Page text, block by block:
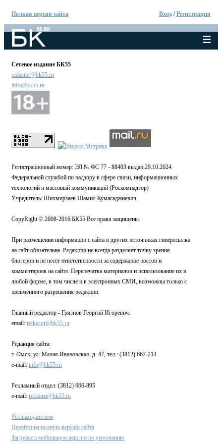
Полная версия сайта Вход /Регистрация
Сетевое издание БК55
redactor@bk55.ru
info@bk55.ru
Регистрационный номер: ЭЛ № ФС 77 - 88403 выдан 29.10.2024
Федеральной службой по надзору в сфере связи, информационных
технологий и массовый коммуникаций (Роскомнадзор)
Учредитель: Шихмирзаев Шамил Кумагаджиевич
CopyRight © 2008-2016 БК55 Все права защищены.
При размещении информации с сайта в других источниках гиперссылка
на сайт обязательна. Редакция не всегда разделяет точку зрения
блогеров и не несёт ответственности за содержание постов и
комментариев на сайте. Перепечатка материалов и использование их в
любой форме, в том числе и в электронных СМИ, возможны только с
письменного разрешения редакции.
Главный редактор - Грязнов Георгий Игоревич.
email: redactor@bk55.ru
Редакция сайта:
г. Омск, ул. Малая Ивановская, д. 47, тел.: (3812) 667-214
e-mail: info@bk55.ru
Рекламный отдел: (3812) 666-895
e-mail: reklama@bk55.ru
Рекламодателям
Перейти на полную версию сайта
Загружать мобильную версию по умолчанию